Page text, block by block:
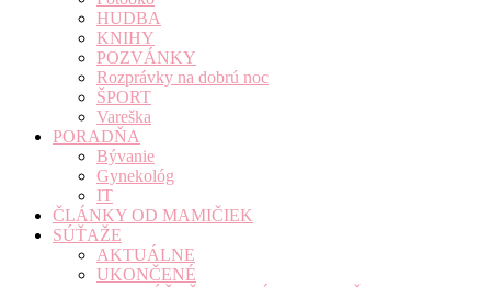
HUDBA
KNIHY
POZVÁNKY
Rozprávky na dobrú noc
ŠPORT
Vareška
PORADŇA
Bývanie
Gynekológ
IT
ČLÁNKY OD MAMIČIEK
SÚŤAŽE
AKTUÁLNE
UKONČENÉ